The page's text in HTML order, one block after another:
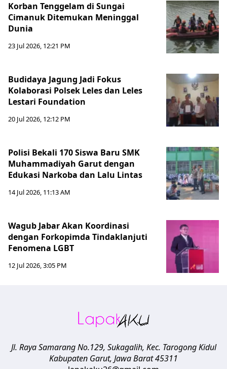
Korban Tenggelam di Sungai
Cimanuk Ditemukan Meninggal
Dunia
23 Jul 2026, 12:21 PM
Budidaya Jagung Jadi Fokus
Kolaborasi Polsek Leles dan Leles
Lestari Foundation
20 Jul 2026, 12:12 PM
Polisi Bekali 170 Siswa Baru SMK
Muhammadiyah Garut dengan
Edukasi Narkoba dan Lalu Lintas
14 Jul 2026, 11:13 AM
Wagub Jabar Akan Koordinasi
dengan Forkopimda Tindaklanjuti
Fenomena LGBT
12 Jul 2026, 3:05 PM
Jl. Raya Samarang No.129, Sukagalih, Kec. Tarogong Kidul
Kabupaten Garut, Jawa Barat45311